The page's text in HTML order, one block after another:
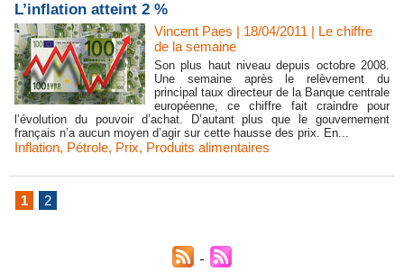
L’inflation atteint 2 %
Vincent Paes | 18/04/2011 | Le chiffre
de la semaine
Son plus haut niveau depuis octobre 2008.
Une semaine après le relèvement du
principal taux directeur de la Banque centrale
européenne, ce chiffre fait craindre pour
l’évolution du pouvoir d’achat. D’autant plus que le gouvernement
français n’a aucun moyen d’agir sur cette hausse des prix. En...
Inflation, Pétrole, Prix, Produits alimentaires
1 2